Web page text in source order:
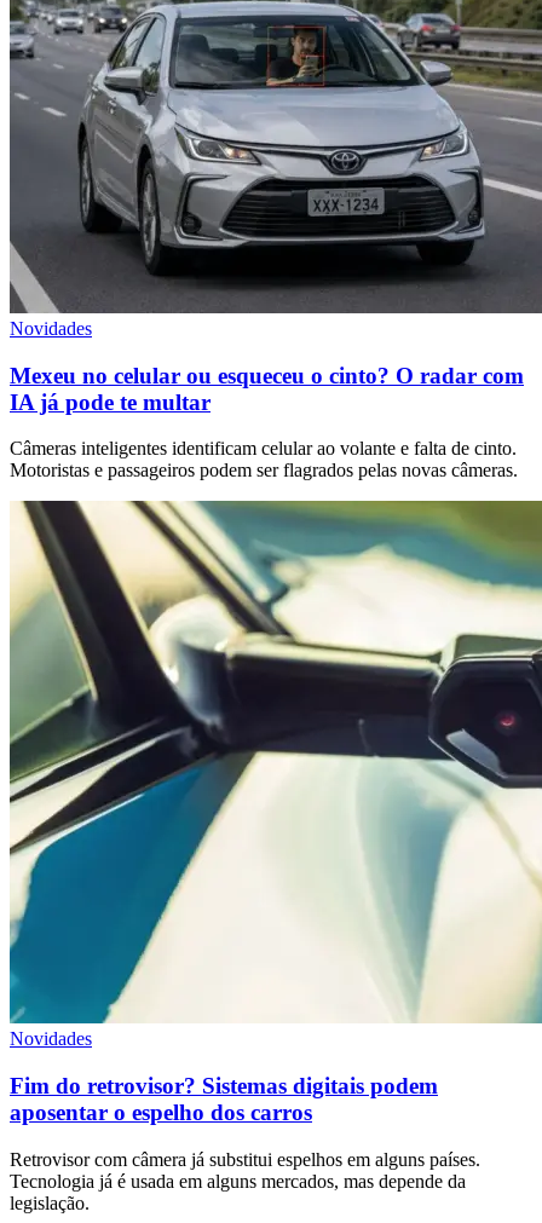
Novidades
Mexeu no celular ou esqueceu o cinto? O radar com
IA já pode te multar
Câmeras inteligentes identificam celular ao volante e falta de cinto.
Motoristas e passageiros podem ser flagrados pelas novas câmeras.
Novidades
Fim do retrovisor? Sistemas digitais podem
aposentar o espelho dos carros
Retrovisor com câmera já substitui espelhos em alguns países.
Tecnologia já é usada em alguns mercados, mas depende da
legislação.